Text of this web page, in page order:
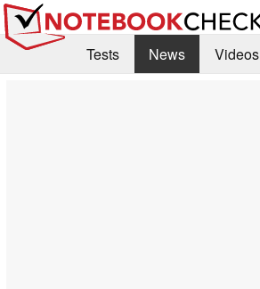
Tests News
Videos